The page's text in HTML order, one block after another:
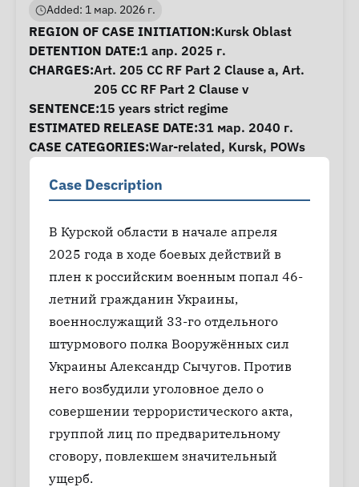
Added: 1 мар. 2026 г.
Case Information
REGION OF CASE INITIATION:Kursk Oblast
DETENTION DATE:1 апр. 2025 г.
CHARGES:Art. 205 CC RF Part 2 Clause a, Art.
205 CC RF Part 2 Clause v
SENTENCE:15 years strict regime
ESTIMATED RELEASE DATE:31 мар. 2040 г.
CASE CATEGORIES:War-related, Kursk, POWs
Case Description
В Курской области в начале апреля
2025 года в ходе боевых действий в
плен к российским военным попал 46-
летний гражданин Украины,
военнослужащий 33-го отдельного
штурмового полка Вооружённых сил
Украины Александр Сычугов. Против
него возбудили уголовное дело о
совершении террористического акта,
группой лиц по предварительному
сговору, повлекшем значительный
ущерб.